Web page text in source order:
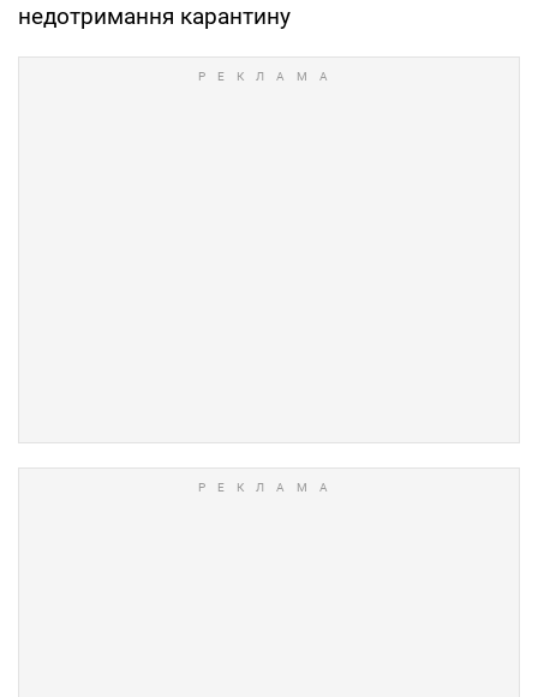
недотримання карантину